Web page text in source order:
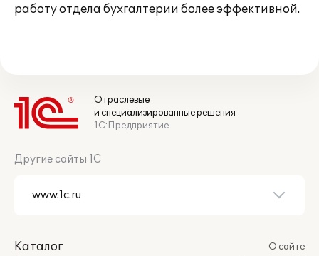
работу отдела бухгалтерии более эффективной.
Отраслевые
и специализированные решения
1С:Предприятие
Другие сайты 1С
Каталог
О сайте